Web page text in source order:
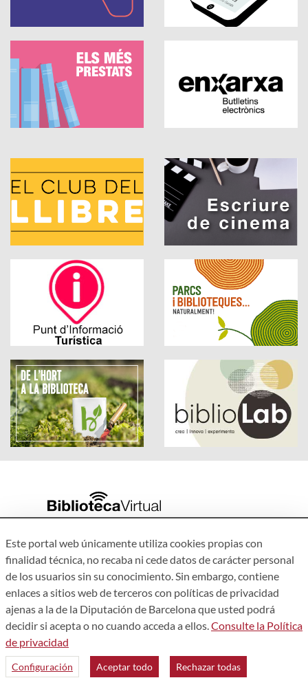
Aviso legal
Política de privacidad
Mapa web
Quiénes somos
Contacto
Este portal web únicamente utiliza cookies propias con
finalidad técnica, no recaba ni cede datos de carácter personal
de los usuarios sin su conocimiento. Sin embargo, contiene
enlaces a sitios web de terceros con políticas de privacidad
ajenas a la de la Diputación de Barcelona que usted podrá
decidir si acepta o no cuando acceda a ellos.Consulte la Política
de privacidad
Configuración Aceptar todo Rechazar todas